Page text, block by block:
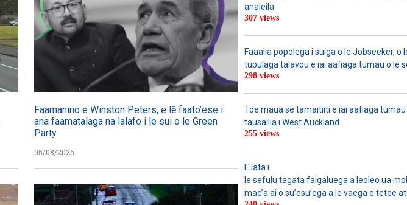
Faamanino e Winston Peters, e lē faato’ese i
ana faamatalaga na lalafo i le sui o le Green
Party
05/08/2026
analeila
307 views
Faaalia popolega i suiga o le Jobseeker, o
tupulaga talavou e iai aafiaga tumau o le
298 views
Toe maua se tamaitiiti e iai aafiaga
tausailia i West Auckland
255 views
E lata i
le sefulu tagata faigaluega a leoleo ua
mae’a ai o su’esu’ega a le vaega e tetee